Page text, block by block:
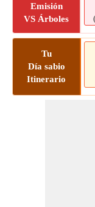
Emisión
VS Árboles
Tu
Día sabio
Itinerario